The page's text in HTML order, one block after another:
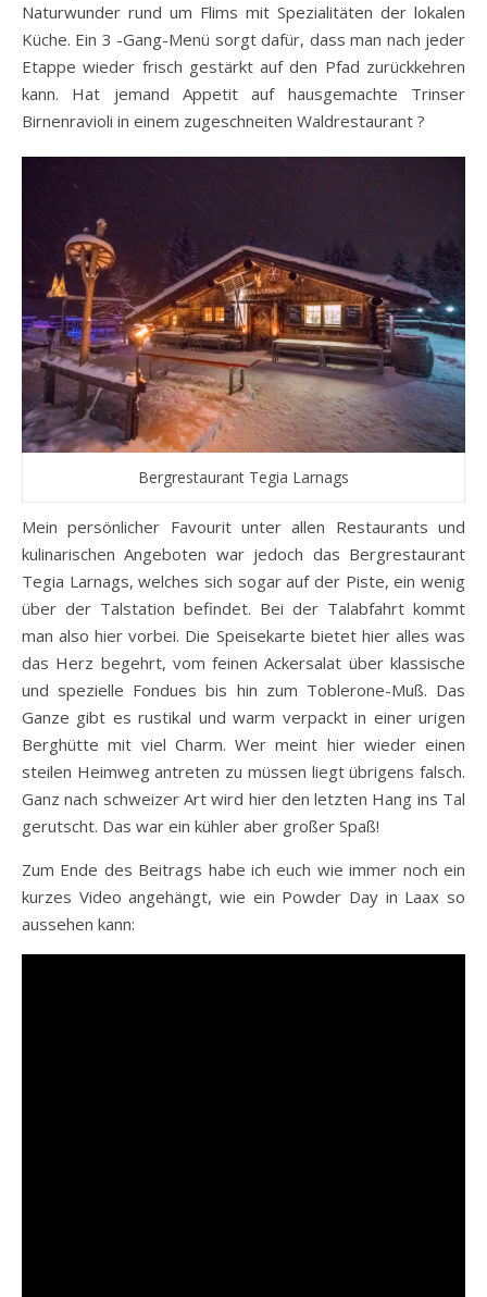
Naturwunder rund um Flims mit Spezialitäten der lokalen
Küche. Ein 3 -Gang-Menü sorgt dafür, dass man nach jeder
Etappe wieder frisch gestärkt auf den Pfad zurückkehren
kann. Hat jemand Appetit auf hausgemachte Trinser
Birnenravioli in einem zugeschneiten Waldrestaurant ?
Bergrestaurant Tegia Larnags
Mein persönlicher Favourit unter allen Restaurants und
kulinarischen Angeboten war jedoch das Bergrestaurant
Tegia Larnags, welches sich sogar auf der Piste, ein wenig
über der Talstation befindet. Bei der Talabfahrt kommt
man also hier vorbei. Die Speisekarte bietet hier alles was
das Herz begehrt, vom feinen Ackersalat über klassische
und spezielle Fondues bis hin zum Toblerone-Muß. Das
Ganze gibt es rustikal und warm verpackt in einer urigen
Berghütte mit viel Charm. Wer meint hier wieder einen
steilen Heimweg antreten zu müssen liegt übrigens falsch.
Ganz nach schweizer Art wird hier den letzten Hang ins Tal
gerutscht. Das war ein kühler aber großer Spaß!
Zum Ende des Beitrags habe ich euch wie immer noch ein
kurzes Video angehängt, wie ein Powder Day in Laax so
aussehen kann: